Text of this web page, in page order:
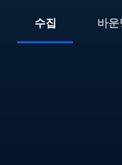
수집 바운